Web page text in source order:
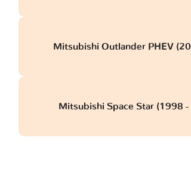
Mitsubishi Outlander PHEV
Mitsubishi Space Star (1998